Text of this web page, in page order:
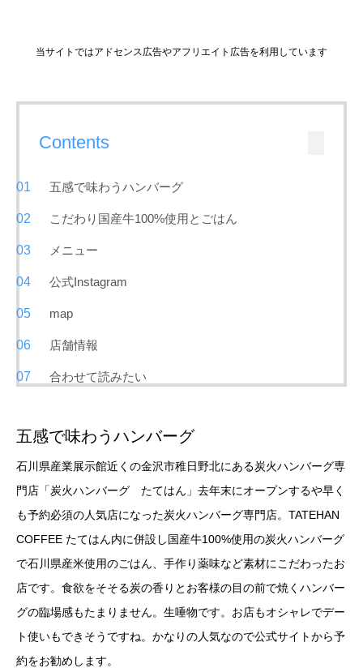
当サイトではアドセンス広告やアフリエイト広告を利用しています
Contents
五感で味わうハンバーグ
こだわり国産牛100%使用とごはん
メニュー
公式Instagram
map
店舗情報
合わせて読みたい
五感で味わうハンバーグ
石川県産業展示館近くの金沢市稚日野北にある炭火ハンバーグ専
門店「炭火ハンバーグ たてはん」去年末にオープンするや早く
も予約必須の人気店になった炭火ハンバーグ専門店。TATEHAN
COFFEE たてはん内に併設し国産牛100%使用の炭火ハンバーグ
で石川県産米使用のごはん、手作り薬味など素材にこだわったお
店です。食欲をそそる炭の香りとお客様の目の前で焼くハンバー
グの臨場感もたまりません。生唾物です。お店もオシャレでデー
ト使いもできそうですね。かなりの人気なので公式サイトから予
約をお勧めします。